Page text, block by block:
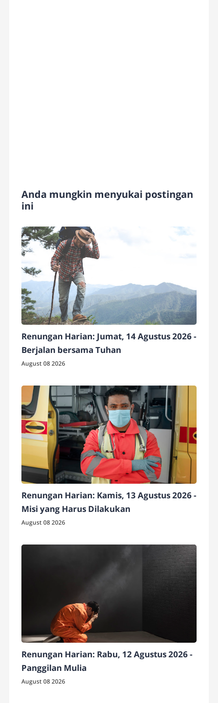
Anda mungkin menyukai postingan
ini
Renungan Harian: Jumat, 14 Agustus 2026 -
Berjalan bersama Tuhan
August 08 2026
Renungan Harian: Kamis, 13 Agustus 2026 -
Misi yang Harus Dilakukan
August 08 2026
Renungan Harian: Rabu, 12 Agustus 2026 -
Panggilan Mulia
August 08 2026